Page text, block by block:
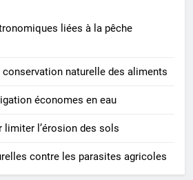
liées à la pêche
naturelle des aliments
économes en eau
limiter l’érosion des sols
contre les parasites agricoles